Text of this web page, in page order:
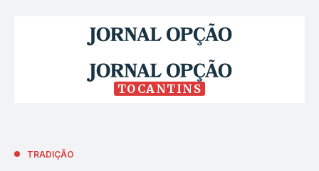
TOCANTINS
TRADIÇÃO